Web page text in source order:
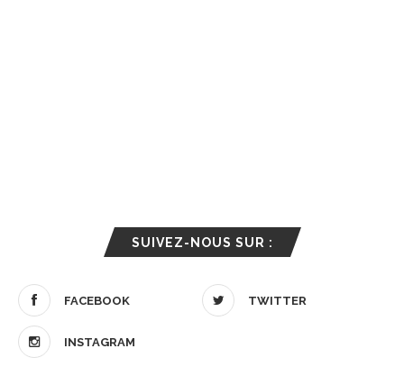
SUIVEZ-NOUS SUR :
FACEBOOK TWITTER
INSTAGRAM